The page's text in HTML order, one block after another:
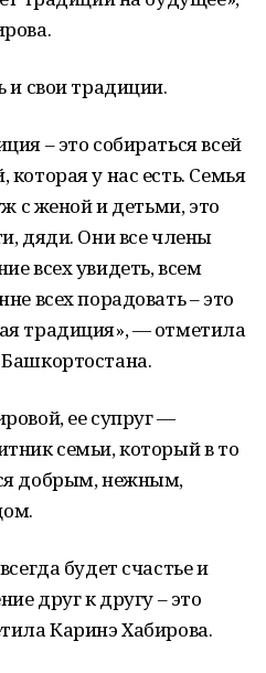
и свои традиции.
– это собираться всей
у нас есть. Семья
с женой и детьми, это
дяди. Они все члены
всех увидеть, всем
всех порадовать – это
традиция», — отметила
ее супруг —
семьи, который в то
добрым, нежным,
будет счастье и
друг к другу – это
Каринэ Хабирова.